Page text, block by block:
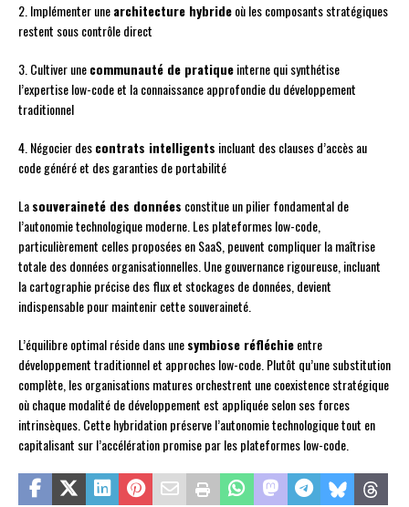
2. Implémenter unearchitecture hybrideoù les composants stratégiques
restent sous contrôle direct
3. Cultiver unecommunauté de pratiqueinterne qui synthétise
l’expertise low-code et la connaissance approfondie du développement
traditionnel
4. Négocier descontrats intelligents incluant des clauses d’accès au
code généré et des garanties de portabilité
Lasouveraineté des données constitue un pilier fondamental de
l’autonomie technologique moderne. Les plateformes low-code,
particulièrement celles proposées en SaaS, peuvent compliquer la maîtrise
totale des données organisationnelles. Une gouvernance rigoureuse, incluant
la cartographie précise des flux et stockages de données, devient
indispensable pour maintenir cette souveraineté.
L’équilibre optimal réside dans unesymbiose réfléchieentre
développement traditionnel et approches low-code. Plutôt qu’une substitution
complète, les organisations matures orchestrent une coexistence stratégique
où chaque modalité de développement est appliquée selon ses forces
intrinsèques. Cette hybridation préserve l’autonomie technologique tout en
capitalisant sur l’accélération promise par les plateformes low-code.